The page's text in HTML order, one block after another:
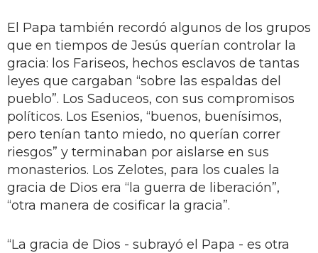
El Papa también recordó algunos de los grupos
que en tiempos de Jesús querían controlar la
gracia: los Fariseos, hechos esclavos de tantas
leyes que cargaban “sobre las espaldas del
pueblo”. Los Saduceos, con sus compromisos
políticos. Los Esenios, “buenos, buenísimos,
pero tenían tanto miedo, no querían correr
riesgos” y terminaban por aislarse en sus
monasterios. Los Zelotes, para los cuales la
gracia de Dios era “la guerra de liberación”,
“otra manera de cosificar la gracia”.
“La gracia de Dios - subrayó el Papa - es otra